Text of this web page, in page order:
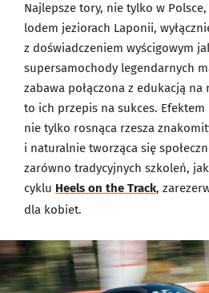
Najlepsze tory, nie tylko w
lodem jeziorach Laponii,
z doświadczeniem wyścigowym
supersamochody legendarnych
zabawa połączona z edukacją
to ich przepis na sukces.
nie tylko rosnąca rzesza
i naturalnie tworząca się
zarówno tradycyjnych szkoleń,
cyklu Heels on the Track,
dla kobiet.